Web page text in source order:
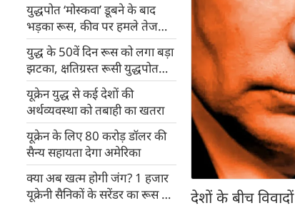
युद्धपोत ‘मोस्कवा’ डूबने के बाद
भड़का रूस, कीव पर हमले तेज
करने की धमकी
युद्ध के 50वें दिन रूस को लगा बड़ा
झटका, क्षतिग्रस्त रूसी युद्धपोत
डूबा
यूक्रेन युद्ध से कई देशों की
अर्थव्यवस्था को तबाही का खतरा
यूक्रेन के लिए 80 करोड़ डॉलर की
सैन्य सहायता देगा अमेरिका
क्या अब खत्म होगी जंग? 1 हजार
यूक्रेनी सैनिकों के सरेंडर का रूस ने
देशों के बीच